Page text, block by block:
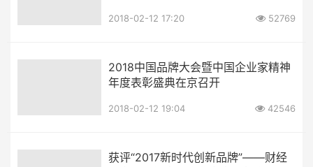
2018-02-12 17:20 52769
2018中国品牌大会暨中国企业家精神
年度表彰盛典在京召开
2018-02-12 19:04 42546
获评“2017新时代创新品牌”——财经